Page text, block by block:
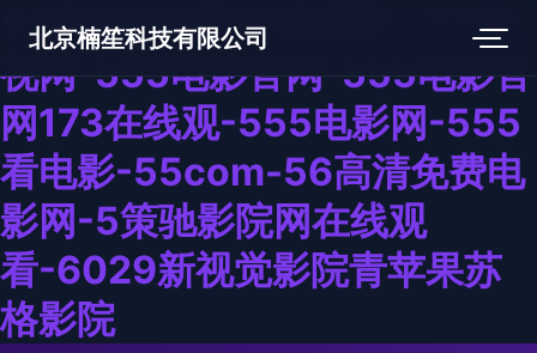
51策驰影院网在线观看-555电
视网-555电影官网-555电影官
网173在线观-555电影网-555
看电影-55com-56高清免费电
影网-5策驰影院网在线观
看-6029新视觉影院青苹果苏
格影院
北京楠笙科技有限公司